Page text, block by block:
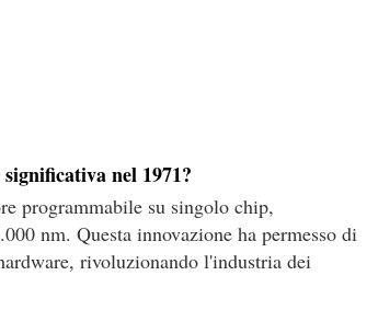
nel 1971?
programmabile su singolo chip,
nm. Questa innovazione ha permesso di
rivoluzionando l'industria dei